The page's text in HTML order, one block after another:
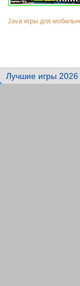
Java игры для
Лучшие игры